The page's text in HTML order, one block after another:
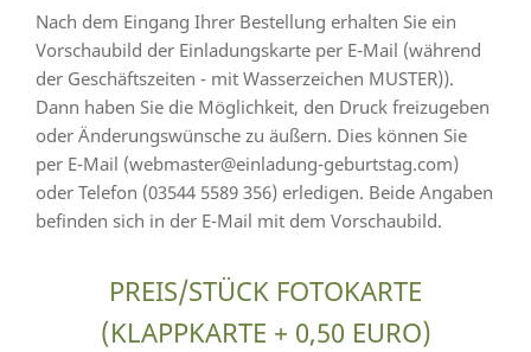
Nach dem Eingang Ihrer Bestellung erhalten Sie ein
Vorschaubild der Einladungskarte per E-Mail (während
der Geschäftszeiten - mit Wasserzeichen MUSTER)).
Dann haben Sie die Möglichkeit, den Druck freizugeben
oder Änderungswünsche zu äußern. Dies können Sie
per E-Mail (webmaster@einladung-geburtstag.com)
oder Telefon (03544 5589 356) erledigen. Beide Angaben
befinden sich in der E-Mail mit dem Vorschaubild.
PREIS/STÜCK FOTOKARTE
(KLAPPKARTE + 0,50 EURO)